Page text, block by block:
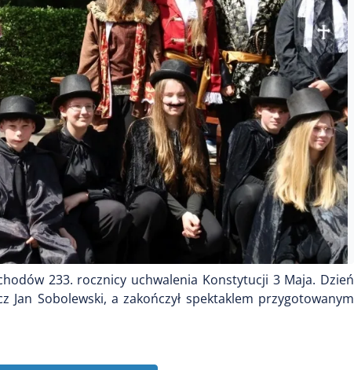
233. rocznicy uchwalenia Konstytucji 3 Maja. Dzień
Sobolewski, a zakończył spektaklem przygotowanym